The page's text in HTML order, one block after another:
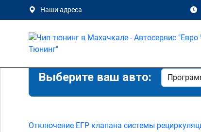
Наши адреса
Выберите ваш авто:
Отключение ЕГР клапана системы